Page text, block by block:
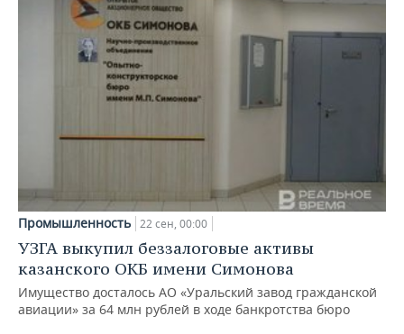
Промышленность 22 сен, 00:00
УЗГА выкупил беззалоговые активы
казанского ОКБ имени Симонова
Имущество досталось АО «Уральский завод гражданской
авиации» за 64 млн рублей в ходе банкротства бюро